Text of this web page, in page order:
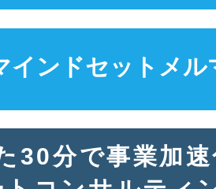
インドセット メル
30分で事業加速